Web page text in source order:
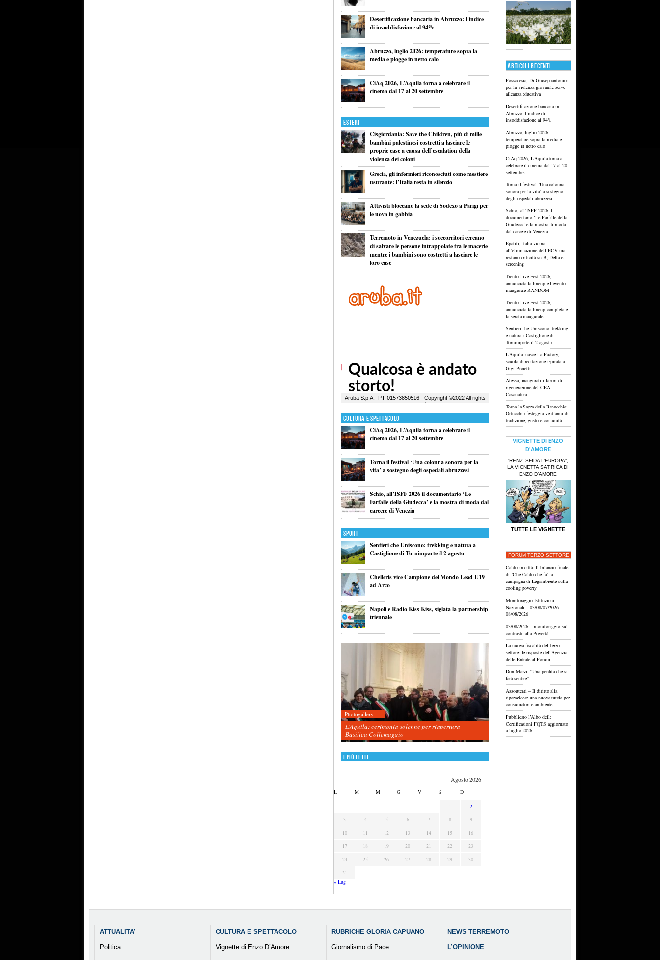
Desertificazione bancaria in Abruzzo: l’indice
di insoddisfazione al 94%
Abruzzo, luglio 2026: temperature sopra la
media e piogge in netto calo
CiAq 2026, L’Aquila torna a celebrare il
cinema dal 17 al 20 settembre
Esteri
Cisgiordania: Save the Children, più di mille
bambini palestinesi costretti a lasciare le
proprie case a causa dell’escalation della
violenza dei coloni
Grecia, gli infermieri riconosciuti come mestiere
usurante: l’Italia resta in silenzio
Attivisti bloccano la sede di Sodexo a Parigi per
le uova in gabbia
Terremoto in Venezuela: i soccorritori cercano
di salvare le persone intrappolate tra le macerie
mentre i bambini sono costretti a lasciare le
loro case
Cultura e Spettacolo
CiAq 2026, L’Aquila torna a celebrare il
cinema dal 17 al 20 settembre
Torna il festival ‘Una colonna sonora per la
vita’ a sostegno degli ospedali abruzzesi
Schio, all’ISFF 2026 il documentario ‘Le
Farfalle della Giudecca’ e la mostra di moda dal
carcere di Venezia
Sport
Sentieri che Uniscono: trekking e natura a
Castiglione di Tornimparte il 2 agosto
Chelleris vice Campione del Mondo Lead U19
ad Arco
Napoli e Radio Kiss Kiss, siglata la partnership
triennale
Photogallery
L’Aquila: cerimonia solenne per riapertura
Basilica Collemaggio
I più letti
Agosto 2026
L M M G V S D
1
2
3
4 5 6 7 8
9
10
11 12 13 14 15
16
17
18 19 20 21 22
23
24
25 26 27 28 29
30
31
« Lug
ARTICOLI RECENTI
Fossacesia, Di Giuseppantonio:
per la violenza giovanile serve
alleanza educativa
Desertificazione bancaria in
Abruzzo: l’indice di
insoddisfazione al 94%
Abruzzo, luglio 2026:
temperature sopra la media e
piogge in netto calo
CiAq 2026, L’Aquila torna a
celebrare il cinema dal 17 al 20
settembre
Torna il festival ‘Una colonna
sonora per la vita’ a sostegno
degli ospedali abruzzesi
Schio, all’ISFF 2026 il
documentario ‘Le Farfalle della
Giudecca’ e la mostra di moda
dal carcere di Venezia
Epatiti, Italia vicina
all’eliminazione dell’HCV ma
restano criticità su B, Delta e
screening
Trento Live Fest 2026,
annunciata la lineup e l’evento
inaugurale RANDOM
Trento Live Fest 2026,
annunciata la lineup completa e
la serata inaugurale
Sentieri che Uniscono: trekking
e natura a Castiglione di
Tornimparte il 2 agosto
L’Aquila, nasce La Factory,
scuola di recitazione ispirata a
Gigi Proietti
Atessa, inaugurati i lavori di
rigenerazione del CEA
Casanatura
Torna la Sagra della Ranocchia:
Ortucchio festeggia vent’anni di
tradizione, gusto e comunità
VIGNETTE DI ENZO
D'AMORE
“RENZI SFIDA L’EUROPA”,
LA VIGNETTA SATIRICA DI
ENZO D’AMORE
TUTTE LE VIGNETTE
FORUM TERZO SETTORE
Caldo in città: Il bilancio finale
di ‘Che Caldo che fa’ la
campagna di Legambiente sulla
cooling poverty
Monitoraggio Istituzioni
Nazionali – 03/08/07/2026 –
08/08/2026
03/08/2026 – monitoraggio sul
contrasto alla Povertà
La nuova fiscalità del Terzo
settore: le risposte dell’Agenzia
delle Entrate al Forum
Don Mazzi: “Una perdita che si
farà sentire”
Assoutenti – Il diritto alla
riparazione: una nuova tutela per
consumatori e ambiente
Pubblicato l’Albo delle
Certificazioni FQTS aggiornato
a luglio 2026
ATTUALITA’
Politica
CULTURA E SPETTACOLO
Vignette di Enzo D’Amore
RUBRICHE GLORIA CAPUANO
Giornalismo di Pace
NEWS TERREMOTO
L’OPINIONE